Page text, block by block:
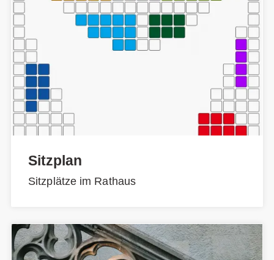
Sitzplan
Sitzplätze im Rathaus